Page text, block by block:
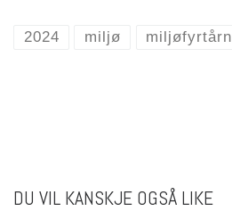
2024 miljø miljøfyrtårn
DU VIL KANSKJE OGSÅ LIKE